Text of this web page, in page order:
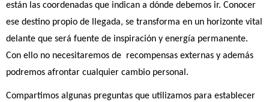
están las coordenadas que indican a dónde debemos ir. Conocer
ese destino propio de llegada, se transforma en un horizonte vital
delante que será fuente de inspiración y energía permanente.
Con ello no necesitaremos de  recompensas externas y además
podremos afrontar cualquier cambio personal.
Compartimos algunas preguntas que utilizamos para establecer